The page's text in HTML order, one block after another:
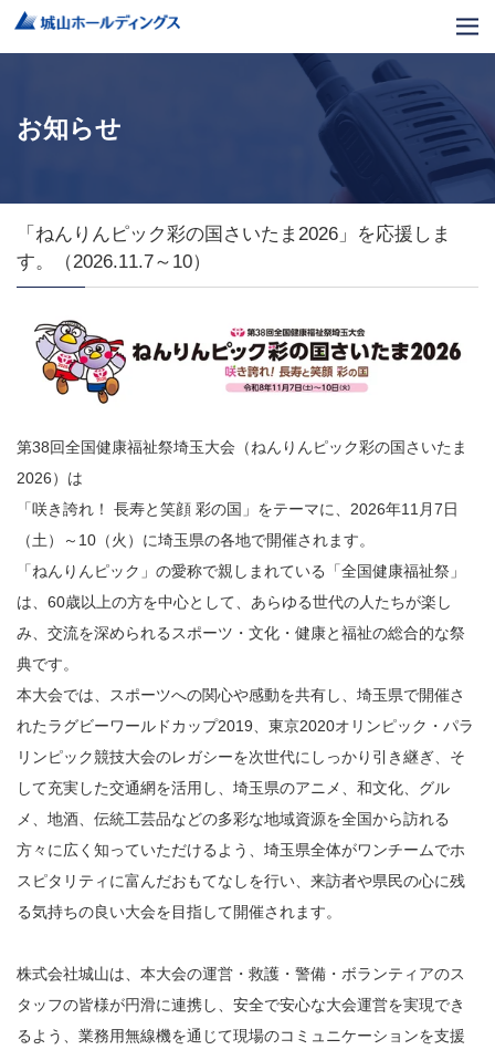
お知らせ
「ねんりんピック彩の国さいたま2026」を応援しま
す。（2026.11.7～10）
第38回全国健康福祉祭埼玉大会（ねんりんピック彩の国さいたま
2026）は
「咲き誇れ！ 長寿と笑顔 彩の国」をテーマに、2026年11月7日
（土）～10（火）に埼玉県の各地で開催されます。
「ねんりんピック」の愛称で親しまれている「全国健康福祉祭」
は、60歳以上の方を中心として、あらゆる世代の人たちが楽し
み、交流を深められるスポーツ・文化・健康と福祉の総合的な祭
典です。
本大会では、スポーツへの関心や感動を共有し、埼玉県で開催さ
れたラグビーワールドカップ2019、東京2020オリンピック・パラ
リンピック競技大会のレガシーを次世代にしっかり引き継ぎ、そ
して充実した交通網を活用し、埼玉県のアニメ、和文化、グル
メ、地酒、伝統工芸品などの多彩な地域資源を全国から訪れる
方々に広く知っていただけるよう、埼玉県全体がワンチームでホ
スピタリティに富んだおもてなしを行い、来訪者や県民の心に残
る気持ちの良い大会を目指して開催されます。
株式会社城山は、本大会の運営・救護・警備・ボランティアのス
タッフの皆様が円滑に連携し、安全で安心な大会運営を実現でき
るよう、業務用無線機を通じて現場のコミュニケーションを支援